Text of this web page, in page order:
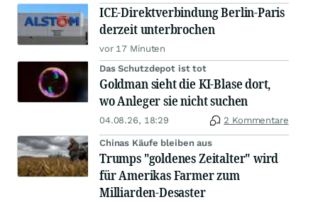
ICE-Direktverbindung Berlin-Paris
derzeit unterbrochen
vor 17 Minuten
Das Schutzdepot ist tot
Goldman sieht die KI-Blase dort,
wo Anleger sie nicht suchen
04.08.26, 18:29 2 Kommentare
Chinas Käufe bleiben aus
Trumps "goldenes Zeitalter" wird
für Amerikas Farmer zum
Milliarden-Desaster